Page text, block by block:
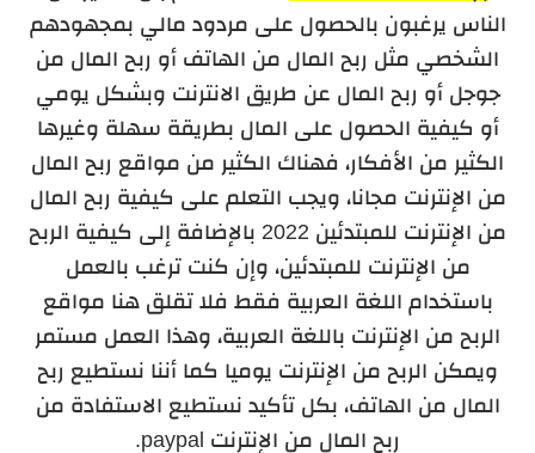
الناس يرغبون بالحصول على مردود مالي بمجهودهم
الشخصي مثل ربح المال من الهاتف أو ربح المال من
جوجل أو ربح المال عن طريق الانترنت وبشكل يومي
أو كيفية الحصول على المال بطريقة سهلة وغيرها
الكثير من الأفكار، فهناك الكثير من مواقع ربح المال
من الإنترنت مجانا، ويجب التعلم على كيفية ربح المال
من الإنترنت للمبتدئين 2022 بالإضافة إلى كيفية الربح
من الإنترنت للمبتدئين، وإن كنت ترغب بالعمل
باستخدام اللغة العربية فقط فلا تقلق هنا مواقع
الربح من الإنترنت باللغة العربية، وهذا العمل مستمر
ويمكن الربح من الإنترنت يوميا كما أننا نستطيع ربح
المال من الهاتف، بكل تأكيد نستطيع الاستفادة من
ربح المال من الإنترنت paypal.